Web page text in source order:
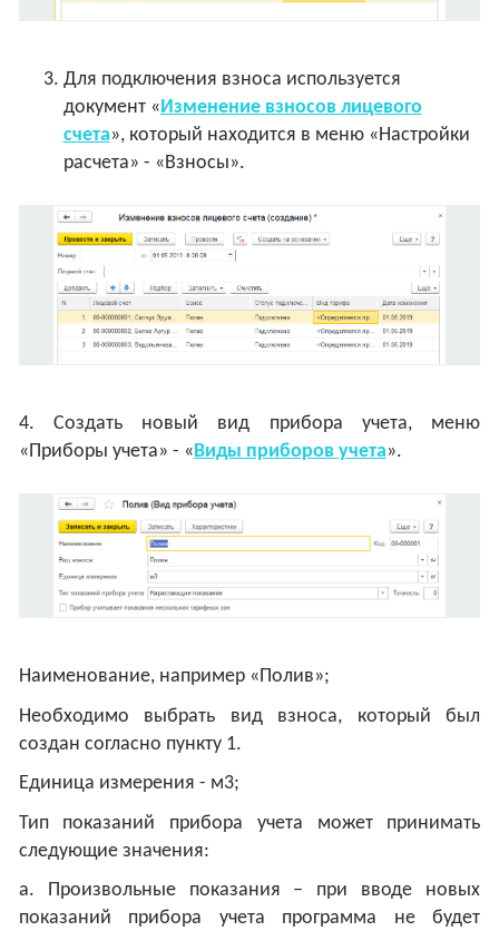
Для подключения взноса используется
документ «Изменение взносов лицевого
счета», который находится в меню «Настройки
расчета» - «Взносы».
4. Создать новый вид прибора учета, меню
«Приборы учета» - «Виды приборов учета».
Наименование, например «Полив»;
Необходимо выбрать вид взноса, который был
создан согласно пункту 1.
Единица измерения - м3;
Тип показаний прибора учета может принимать
следующие значения:
а. Произвольные показания – при вводе новых
показаний прибора учета программа не будет